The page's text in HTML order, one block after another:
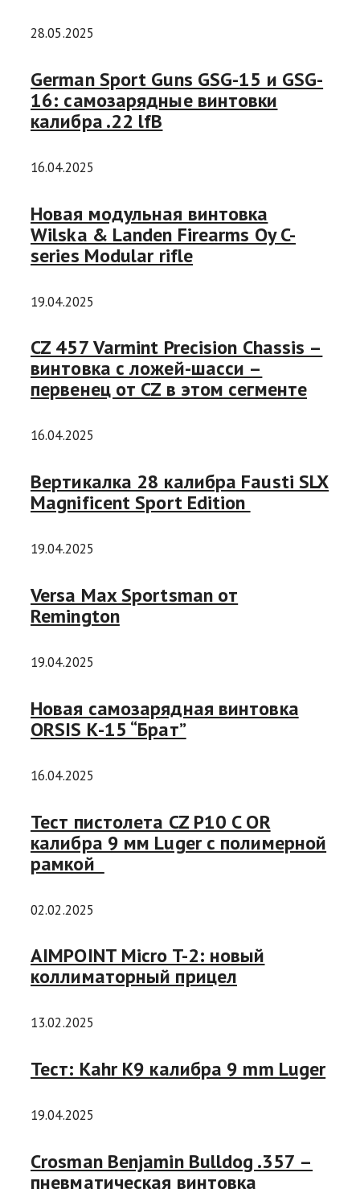
28.05.2025
German Sport Guns GSG-15 и GSG-
16: самозарядные винтовки
калибра .22 lfB
16.04.2025
Новая модульная винтовка
Wilska & Landen Firearms Oy C-
series Modular rifle
19.04.2025
CZ 457 Varmint Precision Chassis –
винтовка с ложей-шасси –
первенец от CZ в этом сегменте
16.04.2025
Вертикалка 28 калибра Fausti SLX
Magnificent Sport Edition
19.04.2025
Versa Max Sportsman от
Remington
19.04.2025
Новая самозарядная винтовка
ORSIS К-15 “Брат”
16.04.2025
Тест пистолета CZ P10 C OR
калибра 9 мм Luger с полимерной
рамкой
02.02.2025
AIMPOINT Micro T-2: новый
коллиматорный прицел
13.02.2025
Тест: Kahr K9 калибра 9 mm Luger
19.04.2025
Crosman Benjamin Bulldog .357 –
пневматическая винтовка